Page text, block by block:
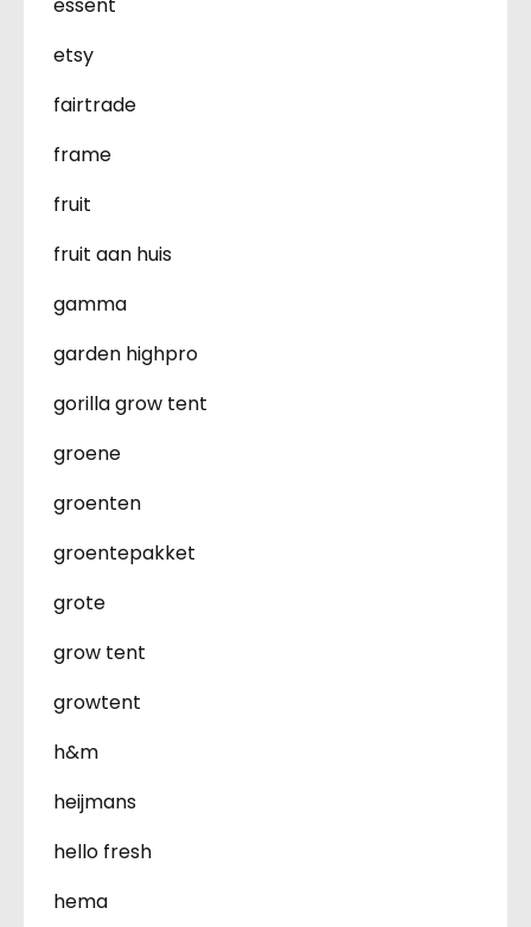
etsy
fairtrade
frame
fruit
fruit aan huis
gamma
garden highpro
gorilla grow tent
groene
groenten
groentepakket
grote
grow tent
growtent
h&m
heijmans
hello fresh
hema